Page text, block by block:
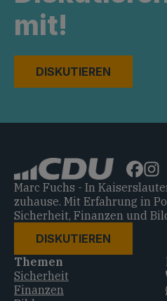
mit!
DISKUTIEREN
Marc Fuchs - In
zuhause. Mit Erfahrung in
Sicherheit, Finanzen und
DISKUTIEREN
Themen
Sicherheit
Finanzen